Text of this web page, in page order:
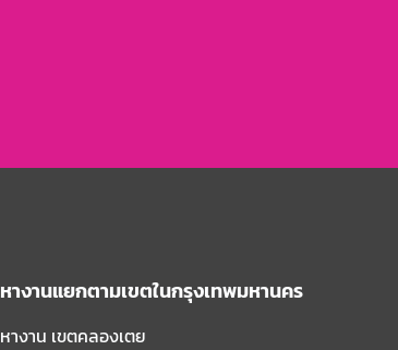
หางานแยกตามเขตในกรุงเทพมหานคร
หางาน เขตคลองเตย